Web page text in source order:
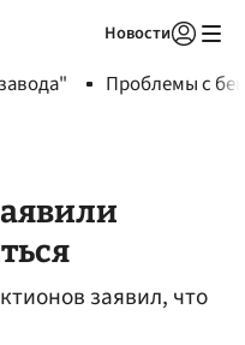
Новости
Проблемы с
заявил, что